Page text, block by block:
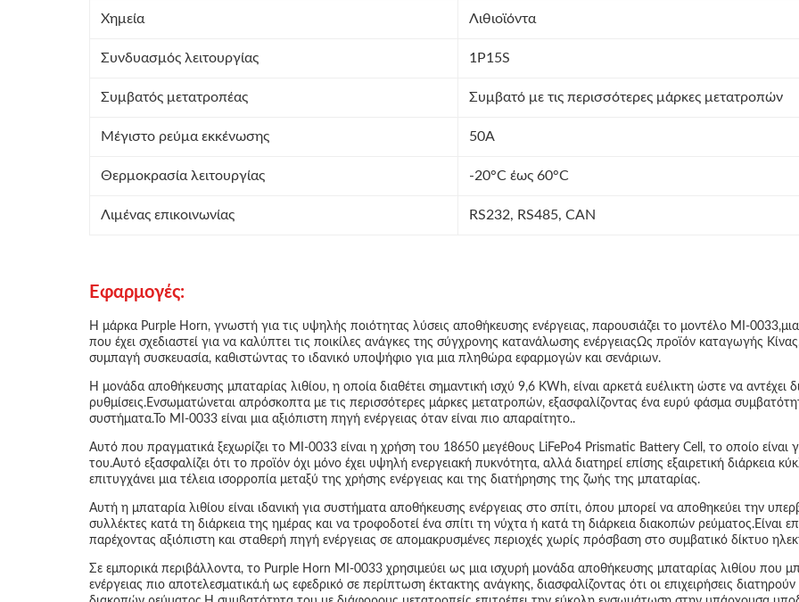
Χημεία Λιθιοϊόντα
Συνδυασμός λειτουργίας 1P15S
Συμβατός μετατροπέας Συμβατό με τις περισσότερες μάρκες μετατροπών
Μέγιστο ρεύμα εκκένωσης 50Α
Θερμοκρασία λειτουργίας -20°C έως 60°C
Λιμένας επικοινωνίας RS232, RS485, CAN
Εφαρμογές:
Η μάρκα Purple Horn, γνωστή για τις υψηλής ποιότητας λύσεις αποθήκευσης ενέργειας, παρουσιάζει το μοντέλο MI-
που έχει σχεδιαστεί για να καλύπτει τις ποικίλες ανάγκες της σύγχρονης κατανάλωσης ενέργειαςΩς προϊόν καταγωγής
συμπαγή συσκευασία, καθιστώντας το ιδανικό υποψήφιο για μια πληθώρα εφαρμογών και σενάριων.
Η μονάδα αποθήκευσης μπαταρίας λιθίου, η οποία διαθέτει σημαντική ισχύ 9,6 KWh, είναι αρκετά ευέλικτη ώστε να αντέχει
ρυθμίσεις.Ενσωματώνεται απρόσκοπτα με τις περισσότερες μάρκες μετατροπών, εξασφαλίζοντας ένα ευρύ φάσμα
συστήματα.Το MI-0033 είναι μια αξιόπιστη πηγή ενέργειας όταν είναι πιο απαραίτητο..
Αυτό που πραγματικά ξεχωρίζει το MI-0033 είναι η χρήση του 18650 μεγέθους LiFePo4 Prismatic Battery Cell, το οποίο
του.Αυτό εξασφαλίζει ότι το προϊόν όχι μόνο έχει υψηλή ενεργειακή πυκνότητα, αλλά διατηρεί επίσης εξαιρετική διάρκεια
επιτυγχάνει μια τέλεια ισορροπία μεταξύ της χρήσης ενέργειας και της διατήρησης της ζωής της μπαταρίας.
Αυτή η μπαταρία λιθίου είναι ιδανική για συστήματα αποθήκευσης ενέργειας στο σπίτι, όπου μπορεί να αποθηκεύει την
συλλέκτες κατά τη διάρκεια της ημέρας και να τροφοδοτεί ένα σπίτι τη νύχτα ή κατά τη διάρκεια διακοπών ρεύματος.Είναι
παρέχοντας αξιόπιστη και σταθερή πηγή ενέργειας σε απομακρυσμένες περιοχές χωρίς πρόσβαση στο συμβατικό δίκτυο
Σε εμπορικά περιβάλλοντα, το Purple Horn MI-0033 χρησιμεύει ως μια ισχυρή μονάδα αποθήκευσης μπαταρίας λιθίου που
ενέργειας πιο αποτελεσματικά.ή ως εφεδρικό σε περίπτωση έκτακτης ανάγκης, διασφαλίζοντας ότι οι επιχειρήσεις